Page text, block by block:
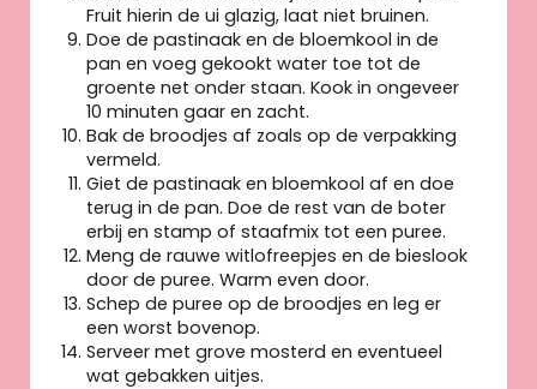
Fruit hierin de ui glazig, laat niet bruinen.
Doe de pastinaak en de bloemkool in de
pan en voeg gekookt water toe tot de
groente net onder staan. Kook in ongeveer
10 minuten gaar en zacht.
Bak de broodjes af zoals op de verpakking
vermeld.
Giet de pastinaak en bloemkool af en doe
terug in de pan. Doe de rest van de boter
erbij en stamp of staafmix tot een puree.
Meng de rauwe witlofreepjes en de bieslook
door de puree. Warm even door.
Schep de puree op de broodjes en leg er
een worst bovenop.
Serveer met grove mosterd en eventueel
wat gebakken uitjes.